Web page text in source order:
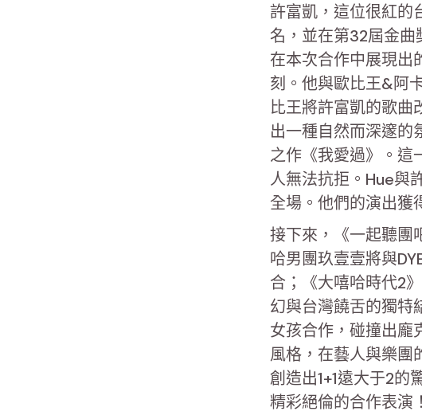
許富凱，這位很紅的
名，並在第32屆金
在本次合作中展現出
刻。他與歐比王&阿
比王將許富凱的歌曲
出一種自然而深邃的
之作《我愛過》。這
人無法抗拒。Hue與
全場。他們的演出獲
接下來，《一起聽團
哈男團玖壹壹將與
合；《大嘻哈時代2
幻與台灣饒舌的獨特
女孩合作，碰撞出龐
風格，在藝人與樂團
創造出1+1遠大于2
精彩絕倫的合作表演！